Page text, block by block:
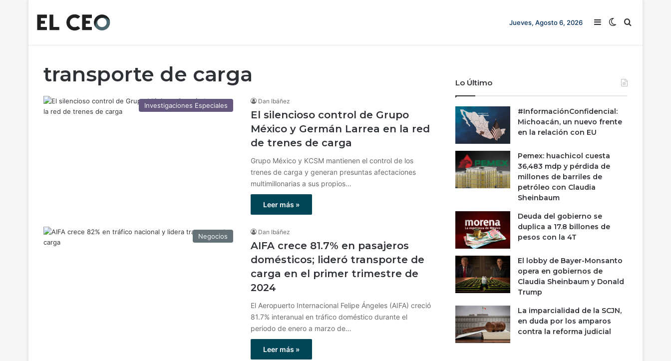
Jueves, Agosto 6, 2026 Barra lateral
Switch skin
Buscar
transporte de carga
Investigaciones Especiales
Dan Ibáñez
El silencioso control de Grupo
México y Germán Larrea en la red
de trenes de carga
Grupo México y KCSM mantienen el control de los
trenes de carga y generan presuntas afectaciones
multimillonarias a sus propios…
Leer más »
Negocios
Dan Ibáñez
AIFA crece 81.7% en pasajeros
domésticos; lideró transporte de
carga en el primer trimestre de
2024
El Aeropuerto Internacional Felipe Ángeles (AIFA) creció
81.7% interanual en tráfico doméstico durante el
periodo de enero a marzo de…
Leer más »
Lo Último
#InformaciónConfidencial:
Michoacán, un nuevo frente
en la relación con EU
Pemex: huachicol cuesta
36,483 mdp y pérdida de
millones de barriles de
petróleo con Claudia
Sheinbaum
Deuda del gobierno se
duplica a 17.8 billones de
pesos con la 4T
El lobby de Bayer-Monsanto
opera en gobiernos de
Claudia Sheinbaum y Donald
Trump
La imparcialidad de la SCJN,
en duda por los amparos
contra la reforma judicial